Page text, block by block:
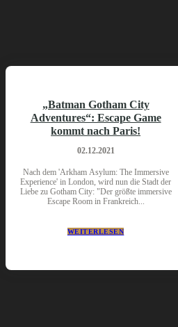
„Batman Gotham City
Adventures“: Escape Game
kommt nach Paris!
02.12.2021
Nach dem 'Arkham Asylum: The Immersive
Experience' in London, wird nun die Stadt der
Liebe zu Gotham City: "Der größte immersive
Escape Room in Frankreich...
WEITERLESEN